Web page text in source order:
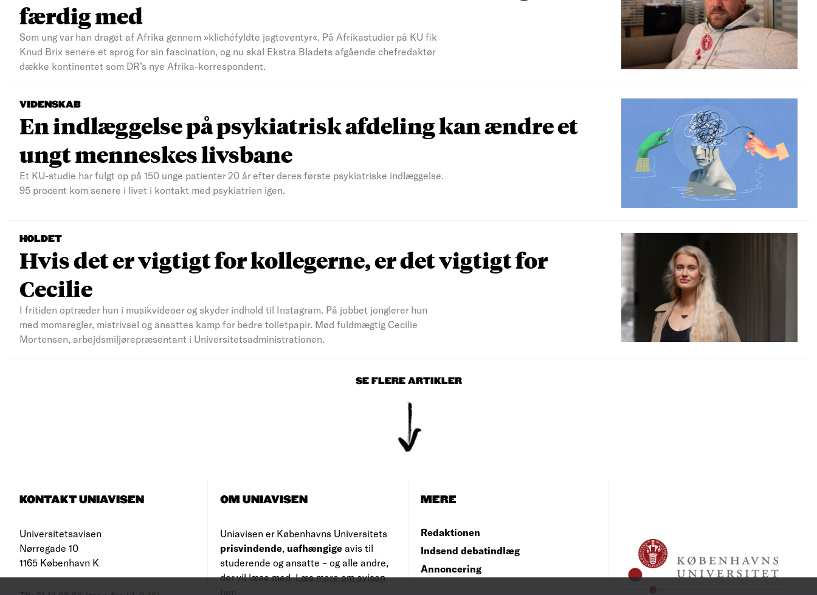
færdig med
Som ung var han draget af Afrika gennem »klichéfyldte jagteventyr«. På Afrikastudier på KU fik
Knud Brix senere et sprog for sin fascination, og nu skal Ekstra Bladets afgående chefredaktør
dække kontinentet som DR’s nye Afrika-korrespondent.
VIDENSKAB
En indlæggelse på psykiatrisk afdeling kan ændre et
ungt menneskes livsbane
Et KU-studie har fulgt op på 150 unge patienter 20 år efter deres første psykiatriske indlæggelse.
95 procent kom senere i livet i kontakt med psykiatrien igen.
HOLDET
Hvis det er vigtigt for kollegerne, er det vigtigt for
Cecilie
I fritiden optræder hun i musikvideoer og skyder indhold til Instagram. På jobbet jonglerer hun
med momsregler, mistrivsel og ansattes kamp for bedre toiletpapir. Mød fuldmægtig Cecilie
Mortensen, arbejdsmiljørepræsentant i Universitetsadministrationen.
SE FLERE ARTIKLER
KONTAKT UNIAVISEN
Universitetsavisen
Nørregade 10
1165 København K
OM UNIAVISEN
Uniavisen er Københavns Universitets
prisvindende, uafhængige avis til
studerende og ansatte – og alle andre,
der vil læse med.Læs mere om avisen
her
MERE
Redaktionen
Indsend debatindlæg
Annoncering